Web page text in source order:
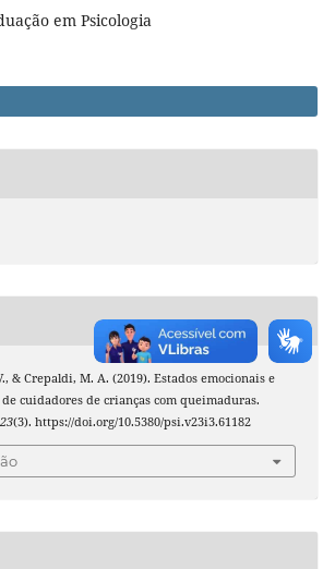
em Psicologia
& Crepaldi, M. A. (2019). Estados emocionais e
cuidadores de crianças com queimaduras.
23(3). https://doi.org/10.5380/psi.v23i3.61182